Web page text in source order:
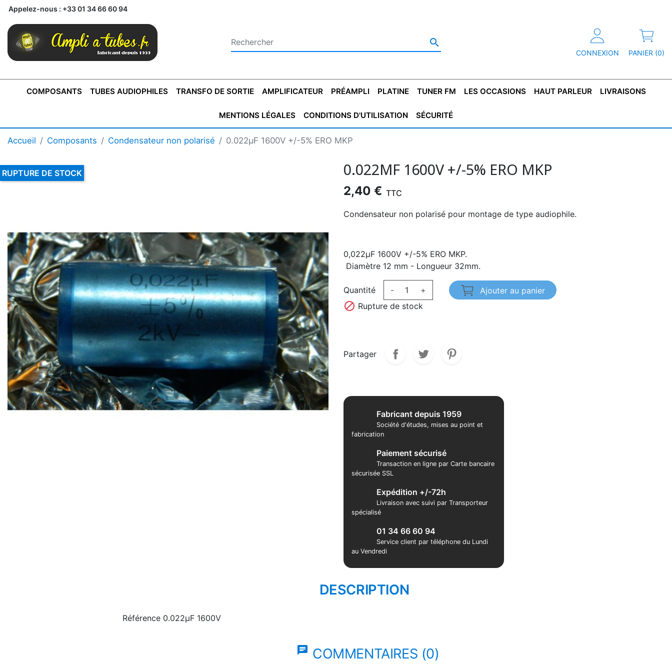
Appelez-nous : +33 01 34 66 60 94

CONNEXION PANIER (0)
COMPOSANTS
BONTONS
AXE 4MM
BONTONS
AXE 6MM
COFFRET
COFFRET
CONDENSATEUR
LCC PAS 5.08
CONDENSATEUR
STYROFLEX
CONDENSATEUR
TUBES AUDIOPHILES TRANSFO DE SORTIE
TRANSFORMATEUR DE SORTIE DE
CLASSE "A" SINGLE
TRANSFORMATEUR DE SORTIE
TYPE PUSH PULL
TRANSFO DE SORTIE
POUR GUITARE
AMPLIFICATEUR
AMPLI MONO AMPLI STÉRÉO
PRÉAMPLI PLATINE TUNER FM LES OCCASIONS
AMPLIFICATEURS LECTEURS CD PRÉAMPLI AVEC TUNER PLATINES VINYLES MAGNÉTOPHONE
HAUT PARLEUR
SUPRAVOX FERTIN
LIVRAISONS
MENTIONS LÉGALES CONDITIONS D'UTILISATION SÉCURITÉ
Accueil Composants Condensateur non polarisé 0.022µF 1600V +/-5% ERO MKP
RUPTURE DE STOCK 0.022ΜF 1600V +/-5% ERO MKP
2,40 € TTC
Condensateur non polarisé pour montage de type audiophile.
0,022µF 1600V +/-5% ERO MKP.
Diamètre 12 mm - Longueur 32mm.
Quantité - + Ajouter au panier
 Rupture de stock
Partager
Fabricant depuis 1959
Société d'études, mises au point et
fabrication
Paiement sécurisé
Transaction en ligne par Carte bancaire
sécurisée SSL
Expédition +/-72h
Livraison avec suivi par Transporteur
spécialisé
01 34 66 60 94
Service client par téléphone du Lundi
au Vendredi
DESCRIPTION
Référence 0.022µF 1600V
chat COMMENTAIRES (0)